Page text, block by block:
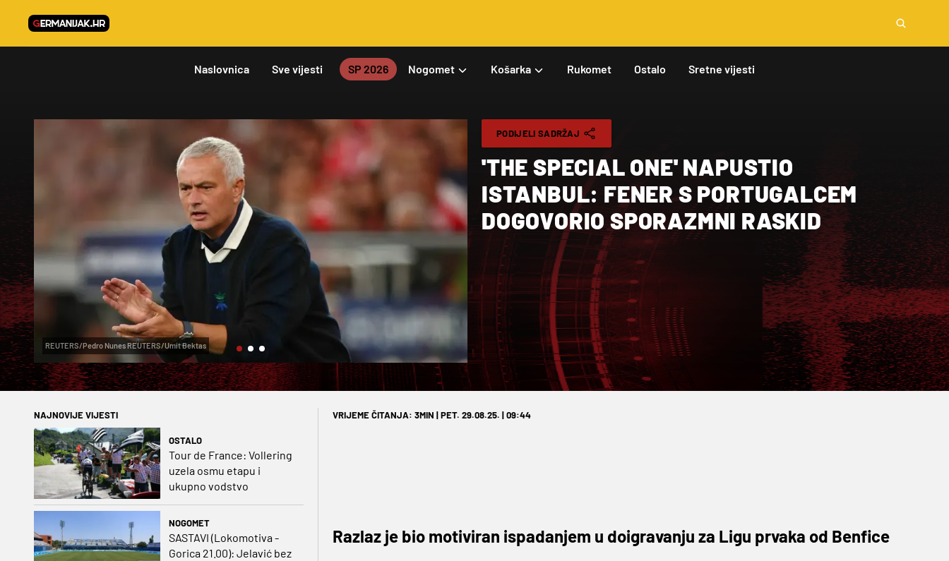
Naslovnica Sve vijesti SP 2026 Nogomet Košarka Rukomet Ostalo Sretne vijesti
REUTERS/Pedro Nunes REUTERS/Umit Bektas
PODIJELI SADRŽAJ
'THE SPECIAL ONE' NAPUSTIO
ISTANBUL: FENER S PORTUGALCEM
DOGOVORIO SPORAZMNI RASKID
NAJNOVIJE VIJESTI
OSTALO
Tour de France: Vollering
uzela osmu etapu i
ukupno vodstvo
NOGOMET
SASTAVI (Lokomotiva -
Gorica 21.00): Jelavić bez
VRIJEME ČITANJA: 3MIN | PET. 29.08.25. | 09:44
Razlaz je bio motiviran ispadanjem u doigravanju za Ligu prvaka od Benfice